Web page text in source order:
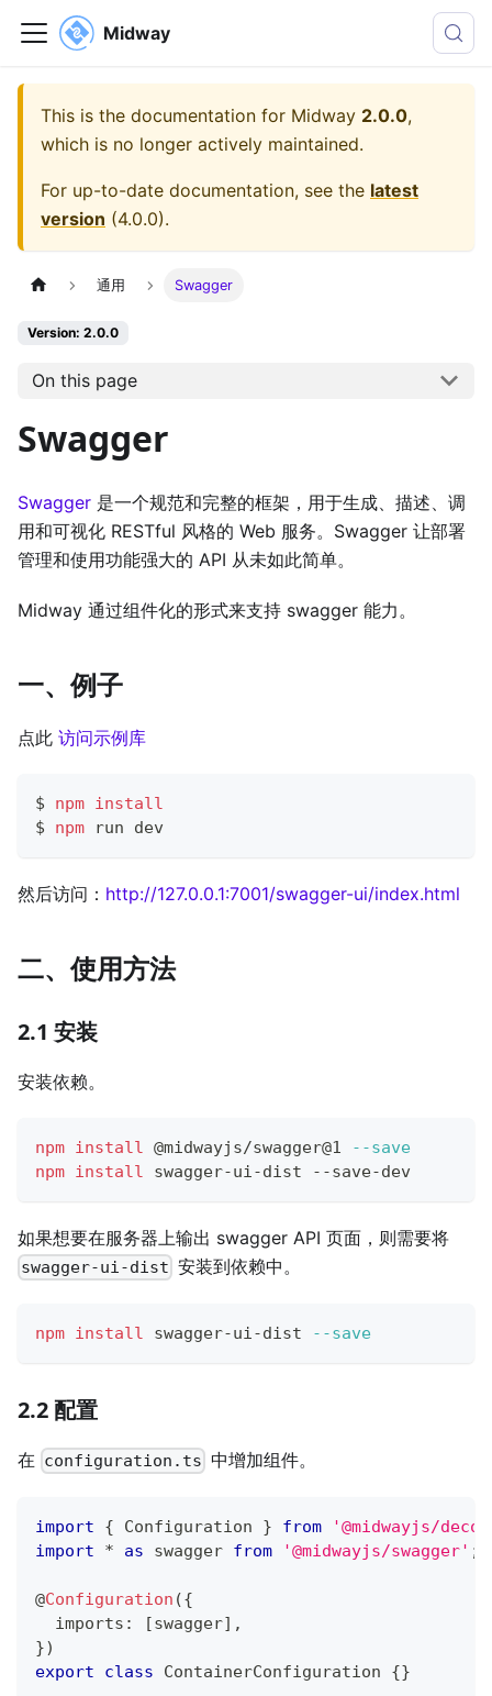
Midway
This is the documentation for Midway 2.0.0,
which is no longer actively maintained.
For up-to-date documentation, see the latest
version (4.0.0).
通用 Swagger
Version: 2.0.0
On this page
Swagger
Swagger 是一个规范和完整的框架，用于生成、描述、调
用和可视化 RESTful 风格的 Web 服务。Swagger 让部署
管理和使用功能强大的 API 从未如此简单。
Midway 通过组件化的形式来支持 swagger 能力。
一、例子
点此 访问示例库
$ npm install
$ npm run dev
然后访问： http://127.0.0.1:7001/swagger-ui/index.html
二、使用方法
2.1 安装
安装依赖。
npm install @midwayjs/swagger@1
--save
npm install swagger-ui-dist --save-dev
如果想要在服务器上输出 swagger API 页面，则需要将
swagger-ui-dist 安装到依赖中。
npm install swagger-ui-dist --save
2.2 配置
在 configuration.ts 中增加组件。
import { Configuration } from
'@midwayjs/
import
* as swagger from '@midwayjs/swagger' ;
@Configuration ({
  imports
: [swagger] ,
})
export
class ContainerConfiguration {}